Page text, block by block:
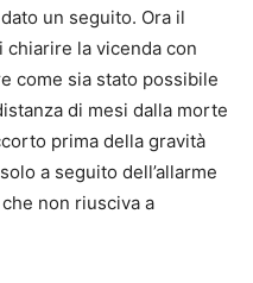
un seguito. Ora il
chiarire la vicenda con
come sia stato possibile
di mesi dalla morte
prima della gravità
a seguito dell’allarme
non riusciva a